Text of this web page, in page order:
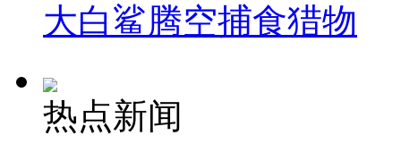
大白鲨腾空捕食猎物
热点新闻